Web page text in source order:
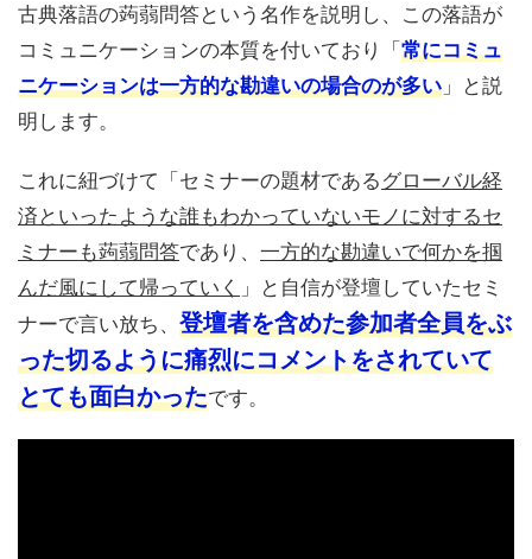
古典落語の蒟蒻問答という名作を説明し、この落語が
コミュニケーションの本質を付いており「常にコミュ
ニケーションは一方的な勘違いの場合のが多い 」と説
明します。
これに紐づけて「セミナーの題材である グローバル経
済といったような誰もわかっていないモノに対するセ
ミナーも蒟蒻問答であり、 一方的な勘違いで何かを掴
んだ風にして帰っていく 」と自信が登壇していたセミ
ナーで言い放ち、 登壇者を含めた参加者全員をぶ
った切るように痛烈にコメントをされていて
とても面白かったです。